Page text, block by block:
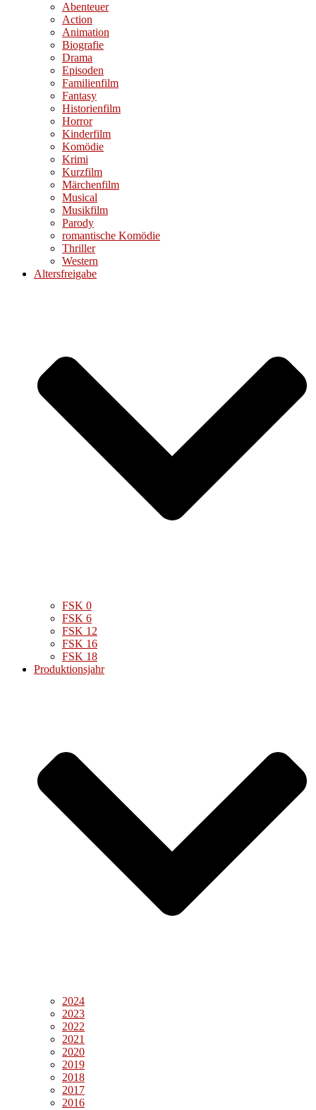
Abenteuer
Action
Animation
Biografie
Drama
Episoden
Familienfilm
Fantasy
Historienfilm
Horror
Kinderfilm
Komödie
Krimi
Kurzfilm
Märchenfilm
Musical
Musikfilm
Parody
romantische Komödie
Thriller
Western
Altersfreigabe
FSK 0
FSK 6
FSK 12
FSK 16
FSK 18
Produktionsjahr
2024
2023
2022
2021
2020
2019
2018
2017
2016